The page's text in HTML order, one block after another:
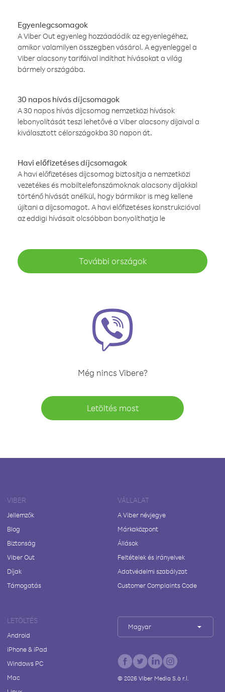
Egyenlegcsomagok
A Viber Out egyenleg hozzáadódik az egyenlegéhez,
amikor valamilyen összegben vásárol. A egyenleggel a
Viber alacsony tarifáival indíthat hívásokat a világ
bármely országába.
30 napos hívás díjcsomagok
A 30 napos hívás díjcsomag nemzetközi hívások
lebonyolítását teszi lehetővé a Viber alacsony díjaival a
kiválasztott célországokba 30 napon át.
Havi előfizetéses díjcsomagok
A havi előfizetéses díjcsomag biztosítja a nemzetközi
vezetékes és mobiltelefonszámoknak alacsony díjakkal
történő hívását anélkül, hogy bármikor is meg kellene
újítani a díjcsomagot. A havi előfizetéses konstrukcióval
az eddigi hívásait olcsóbban bonyolíthatja le
További országok
Még nincs Vibere?
Letöltés most
VIBER
Jellemzők
Blog
Biztonság
Viber Out
Díjak
Támogatás
VÁLLALAT
A Viber névjegye
Márkaközpont
Állások
Feltételek és irányelvek
Adatvédelmi szabályzat
Customer Complaints Code
LETÖLTÉS
Android
iPhone & iPad
Windows PC
Mac
Magyar
© 2026Viber Media S.à r.l.